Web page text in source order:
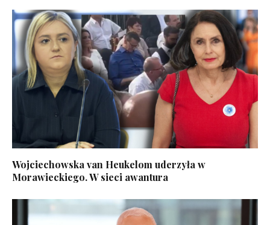
Wojciechowska van Heukelom uderzyła w
Morawieckiego. W sieci awantura